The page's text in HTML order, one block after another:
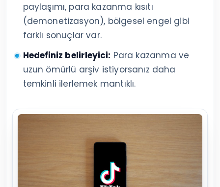
paylaşımı, para kazanma kısıtı
(demonetizasyon), bölgesel engel gibi
farklı sonuçlar var.
Hedefiniz belirleyici: Para kazanma ve
uzun ömürlü arşiv istiyorsanız daha
temkinli ilerlemek mantıklı.